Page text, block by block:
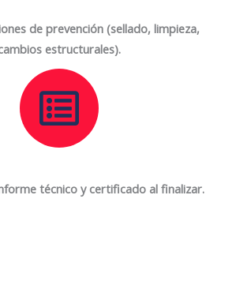
de prevención (sellado, limpieza,
estructurales).
técnico y certificado al finalizar.